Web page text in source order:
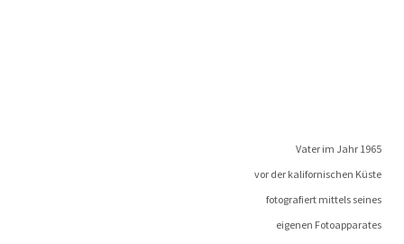
Vater im Jahr 1965
vor der kali­for­ni­schen Küste
foto­gra­fiert mit­tels seines
eige­nen Fotoapparates